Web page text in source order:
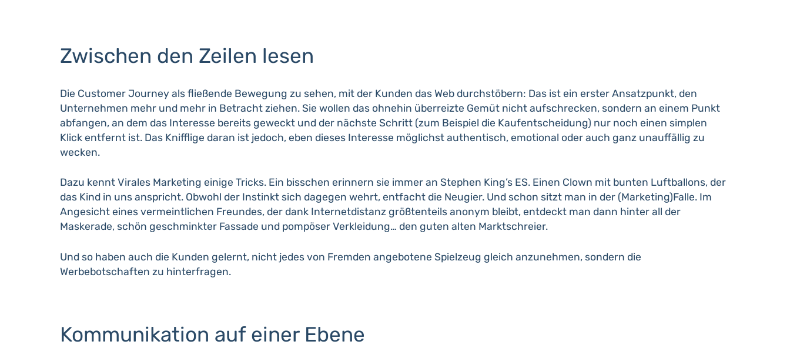
Zwischen den Zeilen lesen
Die Customer Journey als fließende Bewegung zu sehen, mit der Kunden das Web durchstöbern: Das ist ein erster Ansatzpunkt, den
Unternehmen mehr und mehr in Betracht ziehen. Sie wollen das ohnehin überreizte Gemüt nicht aufschrecken, sondern an einem Punkt
abfangen, an dem das Interesse bereits geweckt und der nächste Schritt (zum Beispiel die Kaufentscheidung) nur noch einen simplen
Klick entfernt ist. Das Knifflige daran ist jedoch, eben dieses Interesse möglichst authentisch, emotional oder auch ganz unauffällig zu
wecken.
Dazu kennt Virales Marketing einige Tricks. Ein bisschen erinnern sie immer an Stephen King’s ES. Einen Clown mit bunten Luftballons, der
das Kind in uns anspricht. Obwohl der Instinkt sich dagegen wehrt, entfacht die Neugier. Und schon sitzt man in der (Marketing)Falle. Im
Angesicht eines vermeintlichen Freundes, der dank Internetdistanz größtenteils anonym bleibt, entdeckt man dann hinter all der
Maskerade, schön geschminkter Fassade und pompöser Verkleidung… den guten alten Marktschreier.
Und so haben auch die Kunden gelernt, nicht jedes von Fremden angebotene Spielzeug gleich anzunehmen, sondern die
Werbebotschaften zu hinterfragen.
Kommunikation auf einer Ebene